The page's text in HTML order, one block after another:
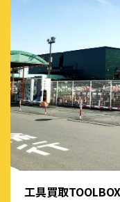
工具買取